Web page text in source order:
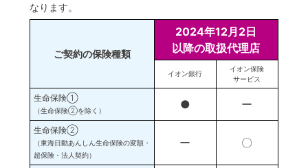
なります。
ご契約の保険種類
2024年12月2日
以降の取扱代理店
イオン銀行
イオン保険
サービス
生命保険①
（生命保険②を除く） ● ー
生命保険②
（東海日動あんしん生命保険の変額・
超保険・法人契約）
ー 〇